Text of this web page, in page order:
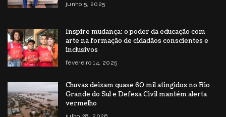
junho 5, 2025
Inspire mudança: o poder da educação com
arte na formação de cidadãos conscientes e
inclusivos
fevereiro 14, 2025
Chuvas deixam quase 60 mil atingidos no Rio
Grande do Sul e Defesa Civil mantém alerta
vermelho